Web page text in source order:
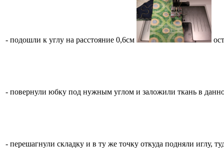
- подошли к углу на расстояние 0,6см
- повернули юбку под нужным углом и заложили ткань в
- перешагнули складку и в ту же точку откуда подняли иглу,